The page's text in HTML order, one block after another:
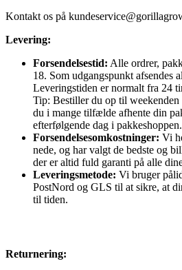
Kontakt os på
Levering:
Forsendelsestid: Alle ordrer,
18. Som udgangspunkt afsendes
Leveringstiden er normalt fra 24
Tip: Bestiller du op til
du i mange tilfælde afhente din
efterfølgende dag i pakkeshoppen.
Forsendelsesomkostninger: Vi
nede, og har valgt de bedste og
der er altid fuld garanti på alle
Leveringsmetode: Vi bruger
PostNord og GLS til at sikre, at
til tiden.
Returnering: